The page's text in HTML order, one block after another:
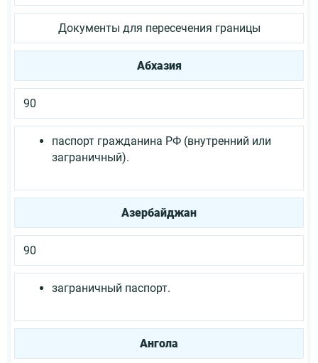
Документы для пересечения границы
Абхазия
90
паспорт гражданина РФ (внутренний или
заграничный).
Азербайджан
90
заграничный паспорт.
Ангола